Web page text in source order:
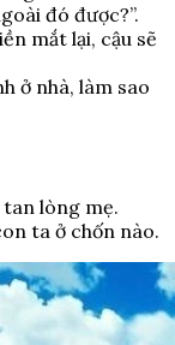
đó được?”.
mắt lại, cậu sẽ
ở nhà, làm sao
tan lòng mẹ.
ta ở chốn nào.